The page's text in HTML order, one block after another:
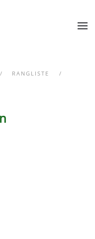
RANGLISTE